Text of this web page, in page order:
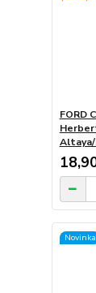
FORD
Altaya/
Novinka